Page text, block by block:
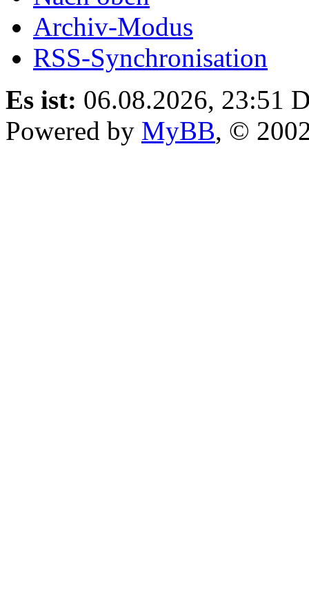
Archiv-Modus
RSS-Synchronisation
Es ist: 06.08.2026, 23:51
Powered by MyBB, ©